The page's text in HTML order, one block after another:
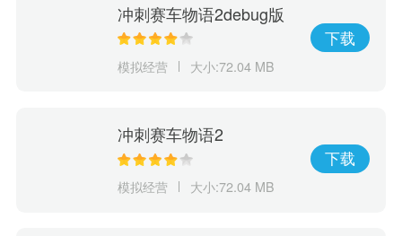
冲刺赛车物语2debug版
模拟经营 大小:72.04 MB
下载
冲刺赛车物语2
模拟经营 大小:72.04 MB
下载